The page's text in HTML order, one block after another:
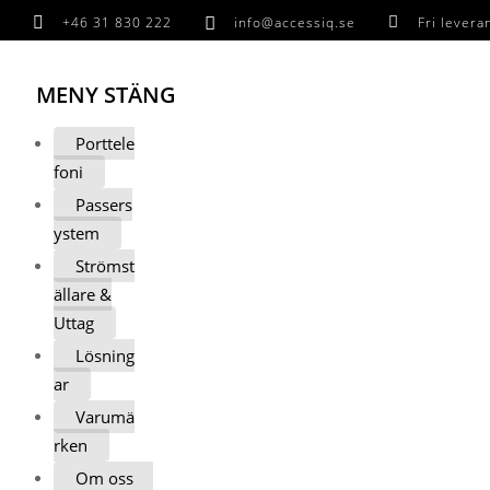
 +46 31 830 222  info@accessiq.se  Fri
MENY STÄNG
Porttele
foni
Passers
ystem
Strömst
ällare &
Uttag
Lösning
ar
Varumä
rken
Om oss